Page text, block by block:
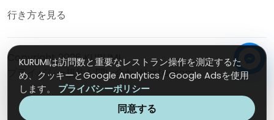
KURUMIは訪問数と重要なレストラン操作を測定するた
め、クッキーとGoogle Analytics / Google Adsを使用
します。
プライバシーポリシー
同意する
行き方を見る
Copyright2026KURUMI
プライバシー規約お問い合わせInstagram